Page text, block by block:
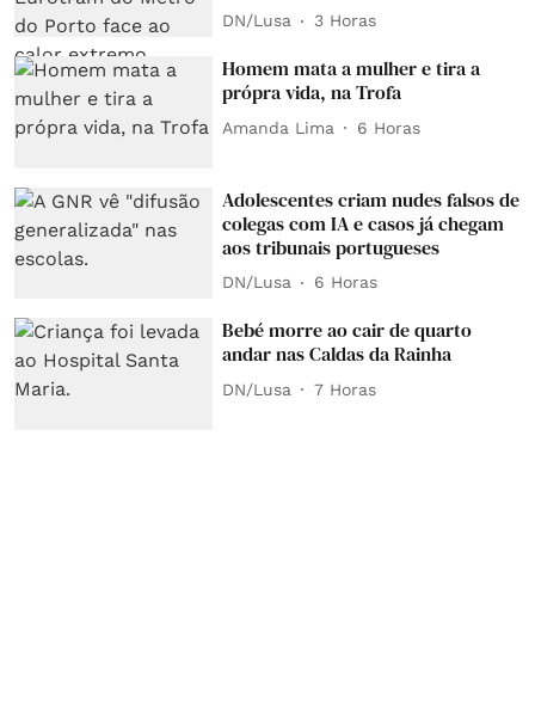
DN/Lusa 3 Horas
Homem mata a mulher e tira a
própra vida, na Trofa
Amanda Lima 6 Horas
Adolescentes criam nudes falsos de
colegas com IA e casos já chegam
aos tribunais portugueses
DN/Lusa 6 Horas
Bebé morre ao cair de quarto
andar nas Caldas da Rainha
DN/Lusa 7 Horas